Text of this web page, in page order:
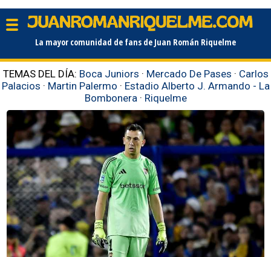
La mayor comunidad de fans de Juan Román Riquelme
TEMAS DEL DÍA: Boca Juniors · Mercado De Pases · Carlos
Palacios · Martin Palermo · Estadio Alberto J. Armando - La
Bombonera · Riquelme